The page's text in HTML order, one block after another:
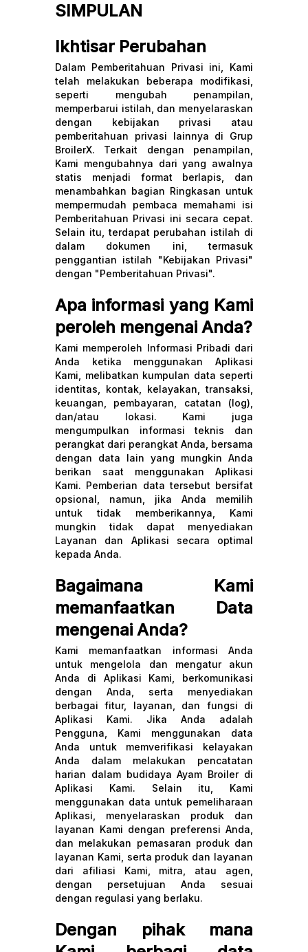
SIMPULAN
Ikhtisar Perubahan
Dalam Pemberitahuan Privasi ini, Kami
telah melakukan beberapa modifikasi,
seperti mengubah penampilan,
memperbarui istilah, dan menyelaraskan
dengan kebijakan privasi atau
pemberitahuan privasi lainnya di Grup
BroilerX. Terkait dengan penampilan,
Kami mengubahnya dari yang awalnya
statis menjadi format berlapis, dan
menambahkan bagian Ringkasan untuk
mempermudah pembaca memahami isi
Pemberitahuan Privasi ini secara cepat.
Selain itu, terdapat perubahan istilah di
dalam dokumen ini, termasuk
penggantian istilah "Kebijakan Privasi"
dengan "Pemberitahuan Privasi".
Apa informasi yang Kami
peroleh mengenai Anda?
Kami memperoleh Informasi Pribadi dari
Anda ketika menggunakan Aplikasi
Kami, melibatkan kumpulan data seperti
identitas, kontak, kelayakan, transaksi,
keuangan, pembayaran, catatan (log),
dan/atau lokasi. Kami juga
mengumpulkan informasi teknis dan
perangkat dari perangkat Anda, bersama
dengan data lain yang mungkin Anda
berikan saat menggunakan Aplikasi
Kami. Pemberian data tersebut bersifat
opsional, namun, jika Anda memilih
untuk tidak memberikannya, Kami
mungkin tidak dapat menyediakan
Layanan dan Aplikasi secara optimal
kepada Anda.
Bagaimana Kami
memanfaatkan Data
mengenai Anda?
Kami memanfaatkan informasi Anda
untuk mengelola dan mengatur akun
Anda di Aplikasi Kami, berkomunikasi
dengan Anda, serta menyediakan
berbagai fitur, layanan, dan fungsi di
Aplikasi Kami. Jika Anda adalah
Pengguna, Kami menggunakan data
Anda untuk memverifikasi kelayakan
Anda dalam melakukan pencatatan
harian dalam budidaya Ayam Broiler di
Aplikasi Kami. Selain itu, Kami
menggunakan data untuk pemeliharaan
Aplikasi, menyelaraskan produk dan
layanan Kami dengan preferensi Anda,
dan melakukan pemasaran produk dan
layanan Kami, serta produk dan layanan
dari afiliasi Kami, mitra, atau agen,
dengan persetujuan Anda sesuai
dengan regulasi yang berlaku.
Dengan pihak mana